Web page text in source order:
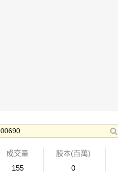
成交量
155
股本(百萬)
0